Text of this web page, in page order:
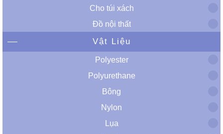
Cho túi xách
Đồ nội thất
Vật Liệu
Polyester
Polyurethane
Bông
Nylon
Lụa